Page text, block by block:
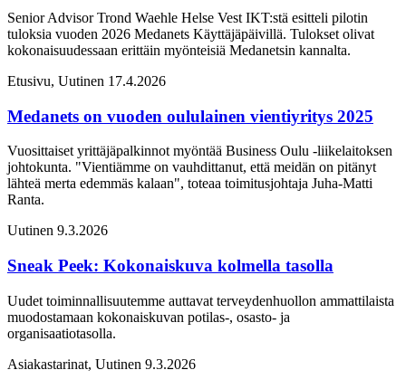
Senior Advisor Trond Waehle Helse Vest IKT:stä esitteli pilotin
tuloksia vuoden 2026 Medanets Käyttäjäpäivillä. Tulokset olivat
kokonaisuudessaan erittäin myönteisiä Medanetsin kannalta.
Etusivu, Uutinen 17.4.2026
Medanets on vuoden oululainen vientiyritys 2025
Vuosittaiset yrittäjäpalkinnot myöntää Business Oulu -liikelaitoksen
johtokunta. "Vientiämme on vauhdittanut, että meidän on pitänyt
lähteä merta edemmäs kalaan", toteaa toimitusjohtaja Juha-Matti
Ranta.
Uutinen 9.3.2026
Sneak Peek: Kokonaiskuva kolmella tasolla
Uudet toiminnallisuutemme auttavat terveydenhuollon ammattilaista
muodostamaan kokonaiskuvan potilas-, osasto- ja
organisaatiotasolla.
Asiakastarinat, Uutinen 9.3.2026